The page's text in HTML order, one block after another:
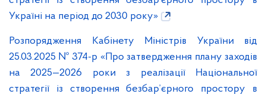
Україні на період до 2030 року»
Розпорядження Кабінету Міністрів України від
25.03.2025 № 374-р «Про затвердження плану заходів
на 2025—2026 роки з реалізації Національної
стратегії із створення безбар’єрного простору в